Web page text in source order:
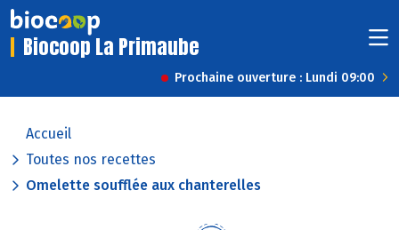
Biocoop La Primaube
Prochaine ouverture : Lundi 09:00
Accueil
Toutes nos recettes
Omelette soufflée aux chanterelles